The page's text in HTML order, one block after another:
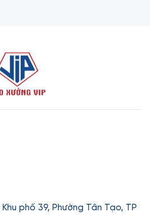
phố 39, Phường Tân Tạo, TP